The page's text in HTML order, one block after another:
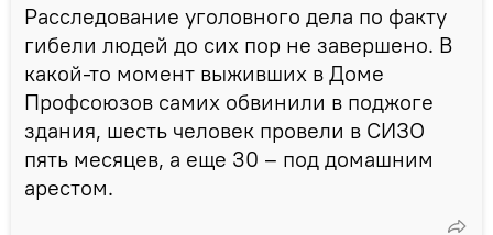
Расследование уголовного дела по факту
гибели людей до сих пор не завершено. В
какой-то момент выживших в Доме
Профсоюзов самих обвинили в поджоге
здания, шесть человек провели в СИЗО
пять месяцев, а еще 30 – под домашним
арестом.